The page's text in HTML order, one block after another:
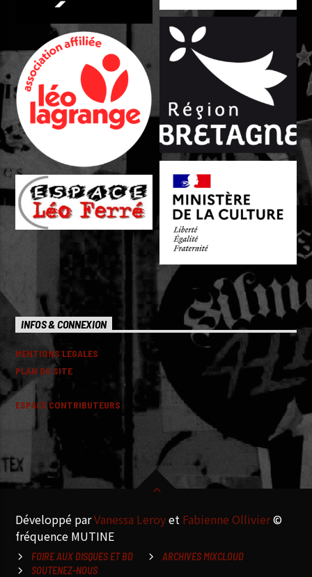
INFOS & CONNEXION
MENTIONS LEGALES
PLAN DU SITE
ESPACE CONTRIBUTEURS
Développé parVanessa Leroyet Fabienne Ollivier©
fréquence MUTINE
FOIRE AUX DISQUES ET BD
ARCHIVES MIXCLOUD
SOUTENEZ-NOUS